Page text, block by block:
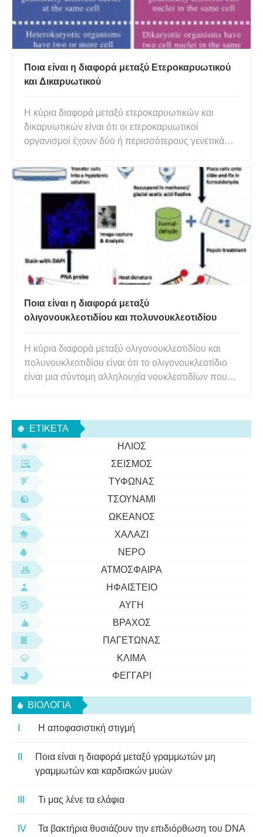
Ποια είναι η διαφορά μεταξύ Ετεροκαρυωτικού
και Δικαρυωτικού
Η κύρια διαφορά μεταξύ ετεροκαρυωτικών και
δικαρυωτικών είναι ότι οι ετεροκαρυωτικοί
οργανισμοί έχουν δύο ή περισσότερους γενετικά
οργανισμοί έχουν δύο γενετικά διαφορετικούς
πυρήνες. Οι όροι ετεροκαρυωτικός και
δικαρυωτικός χρησιμοποιούνται για να περιγρά
Ποια είναι η διαφορά μεταξύ
ολιγονουκλεοτιδίου και πολυνουκλεοτιδίου
Η κύρια διαφορά μεταξύ ολιγονουκλεοτιδίου και
πολυνουκλεοτιδίου είναι ότι το ολιγονουκλεοτίδιο
είναι μια σύντομη αλληλουχία νουκλεοτιδίων που
με πολλά νουκλεοτίδια. Επιπλέον, τα
ολιγονουκλεοτίδια είναι σημαντικά ως εκκ
ΕΤΙΚΈΤΑ
ΉΛΙΟΣ
ΣΕΙΣΜΌΣ
ΤΥΦΏΝΑΣ
ΤΣΟΥΝΆΜΙ
ΩΚΕΑΝΌΣ
ΧΑΛΆΖΙ
ΝΕΡΌ
ΑΤΜΌΣΦΑΙΡΑ
ΗΦΑΊΣΤΕΙΟ
ΑΥΓΉ
ΒΡΆΧΟΣ
ΠΑΓΕΤΏΝΑΣ
ΚΛΊΜΑ
ΦΕΓΓΆΡΙ
ΒΙΟΛΟΓΊΑ
Η αποφασιστική στιγμή
Ποια είναι η διαφορά μεταξύ γραμμωτών μη
γραμμωτών και καρδιακών μυών
Τι μας λένε τα ελάφια
Τα βακτήρια θυσιάζουν την επιδιόρθωση του DNA